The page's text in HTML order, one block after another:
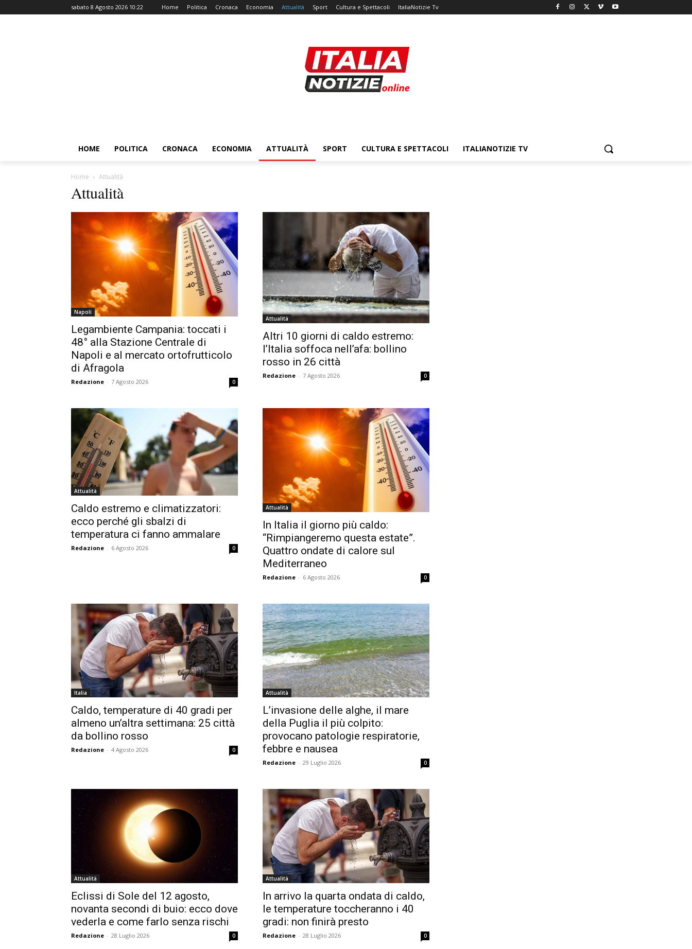
sabato 8 Agosto 2026 10:22 Home Politica Cronaca Economia Attualità Sport Cultura e Spettacoli ItaliaNotizie Tv
HOME POLITICA CRONACA ECONOMIA ATTUALITÀ SPORT CULTURA E SPETTACOLI ITALIANOTIZIE TV
Home Attualità
Attualità
Napoli
Legambiente Campania: toccati i
48° alla Stazione Centrale di
Napoli e al mercato ortofrutticolo
di Afragola
Redazione - 7 Agosto 2026 0
Attualità
Altri 10 giorni di caldo estremo:
l’Italia soffoca nell’afa: bollino
rosso in 26 città
Redazione - 7 Agosto 2026 0
Attualità
Caldo estremo e climatizzatori:
ecco perché gli sbalzi di
temperatura ci fanno ammalare
Redazione - 6 Agosto 2026 0
Attualità
In Italia il giorno più caldo:
“Rimpiangeremo questa estate”.
Quattro ondate di calore sul
Mediterraneo
Redazione - 6 Agosto 2026 0
Italia
Caldo, temperature di 40 gradi per
almeno un’altra settimana: 25 città
da bollino rosso
Redazione - 4 Agosto 2026 0
Attualità
L’invasione delle alghe, il mare
della Puglia il più colpito:
provocano patologie respiratorie,
febbre e nausea
Redazione - 29 Luglio 2026 0
Attualità
Eclissi di Sole del 12 agosto,
novanta secondi di buio: ecco dove
vederla e come farlo senza rischi
Redazione - 28 Luglio 2026 0
Attualità
In arrivo la quarta ondata di caldo,
le temperature toccheranno i 40
gradi: non finirà presto
Redazione - 28 Luglio 2026 0